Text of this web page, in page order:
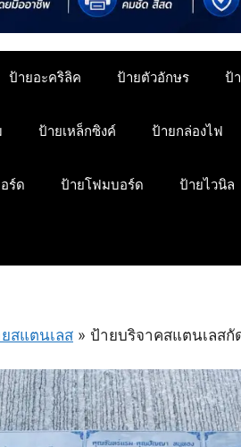
ป้ายอะคริลิค ป้ายตัวอักษร ป้
ป้ายเหล็กซิงค์ ป้ายกล่องไฟ
ร์ด ป้ายโฟมบอร์ด ป้ายไวนิล
สแตนเลส » ป้ายบริจาคสแตนเลสกั